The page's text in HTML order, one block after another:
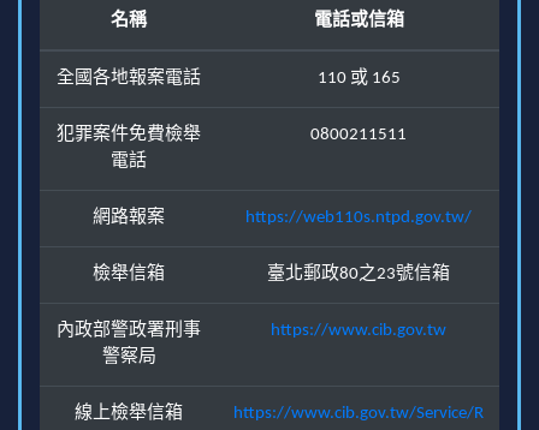
名稱 電話或信箱
全國各地報案電話 110 或 165
犯罪案件免費檢舉
電話
0800211511
網路報案 https://web110s.ntpd.gov.tw/
檢舉信箱 臺北郵政80之23號信箱
內政部警政署刑事
警察局
https://www.cib.gov.tw
線上檢舉信箱
https://www.cib.gov.tw/Service/R